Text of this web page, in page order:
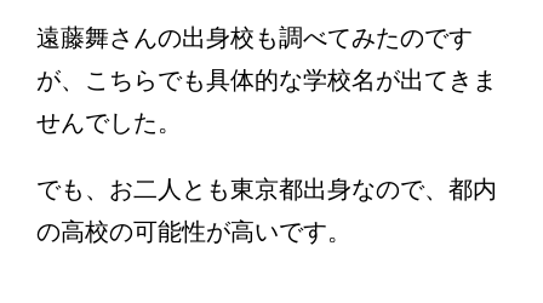
遠藤舞さんの出身校も調べてみたのです
が、こちらでも具体的な学校名が出てきま
せんでした。
でも、お二人とも東京都出身なので、都内
の高校の可能性が高いです。